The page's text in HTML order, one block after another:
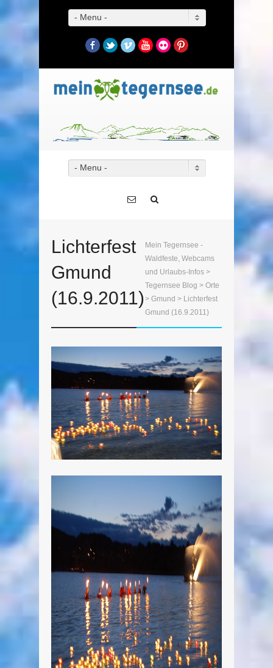
- Menu -
Facebook
TwitterVimeoYouTube
FlickrPinterest
- Menu -
Lichterfest
Gmund
(16.9.2011)
Mein Tegernsee -
Waldfeste, Webcams
und Urlaubs-Infos >
Tegernsee Blog > Orte
> Gmund > Lichterfest
Gmund (16.9.2011)